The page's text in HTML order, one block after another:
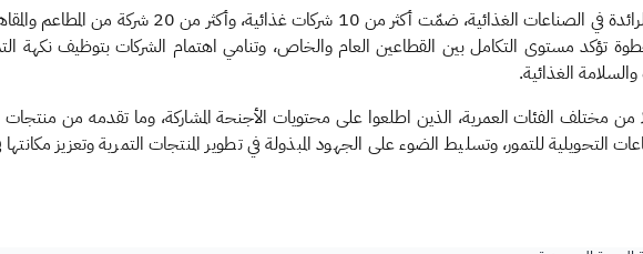
وشهد المعرض مشاركة عدد من الشركات الوطنية الرائدة في
تؤكد مستوى التكامل بين القطاعين العام والخاص، وتنامي اهتمام الشركات بتوظيف نكهة
الغذائية.
من مختلف الفئات العمرية، الذين اطلعوا على محتويات الأجنحة المشاركة، وما تقدمه من
للتمور، وتسليط الضوء على الجهود المبذولة في تطوير المنتجات التمرية وتعزيز